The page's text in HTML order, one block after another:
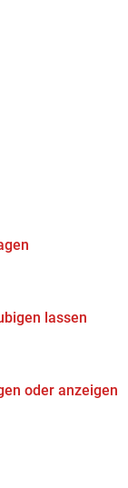
lassen
oder anzeigen